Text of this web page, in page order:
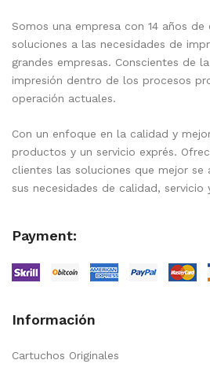
Somos una empresa con 14 años
soluciones a las necesidades de
grandes empresas. Conscientes de
impresión dentro de los procesos
operación actuales.
Con un enfoque en la calidad y
productos y un servicio exprés.
clientes las soluciones que mejor se
sus necesidades de calidad, servicio
Payment:
Información
Cartuchos Originales